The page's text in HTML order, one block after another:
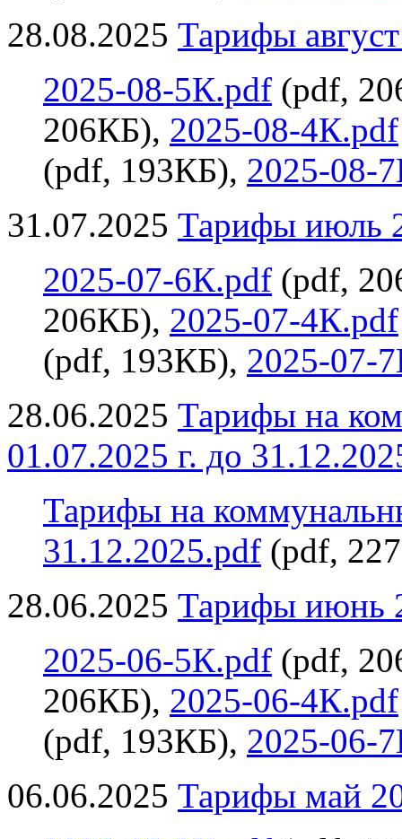
28.08.2025 Тарифы
2025-08-5К.pdf (pdf,
206КБ), 2025-08-4К.pdf
(pdf, 193КБ), 2025-08-
31.07.2025 Тарифы июль
2025-07-6К.pdf (pdf,
206КБ), 2025-07-4К.pdf
(pdf, 193КБ), 2025-07-
28.06.2025 Тарифы на
01.07.2025 г. до
Тарифы на
31.12.2025.pdf (pdf,
28.06.2025 Тарифы июнь
2025-06-5К.pdf (pdf,
206КБ), 2025-06-4К.pdf
(pdf, 193КБ), 2025-06-
06.06.2025 Тарифы май